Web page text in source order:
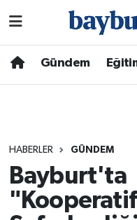
Gündem
HABERLER GÜNDEM
Bayburt'ta
Hava Durumu
Süper Lig Puan